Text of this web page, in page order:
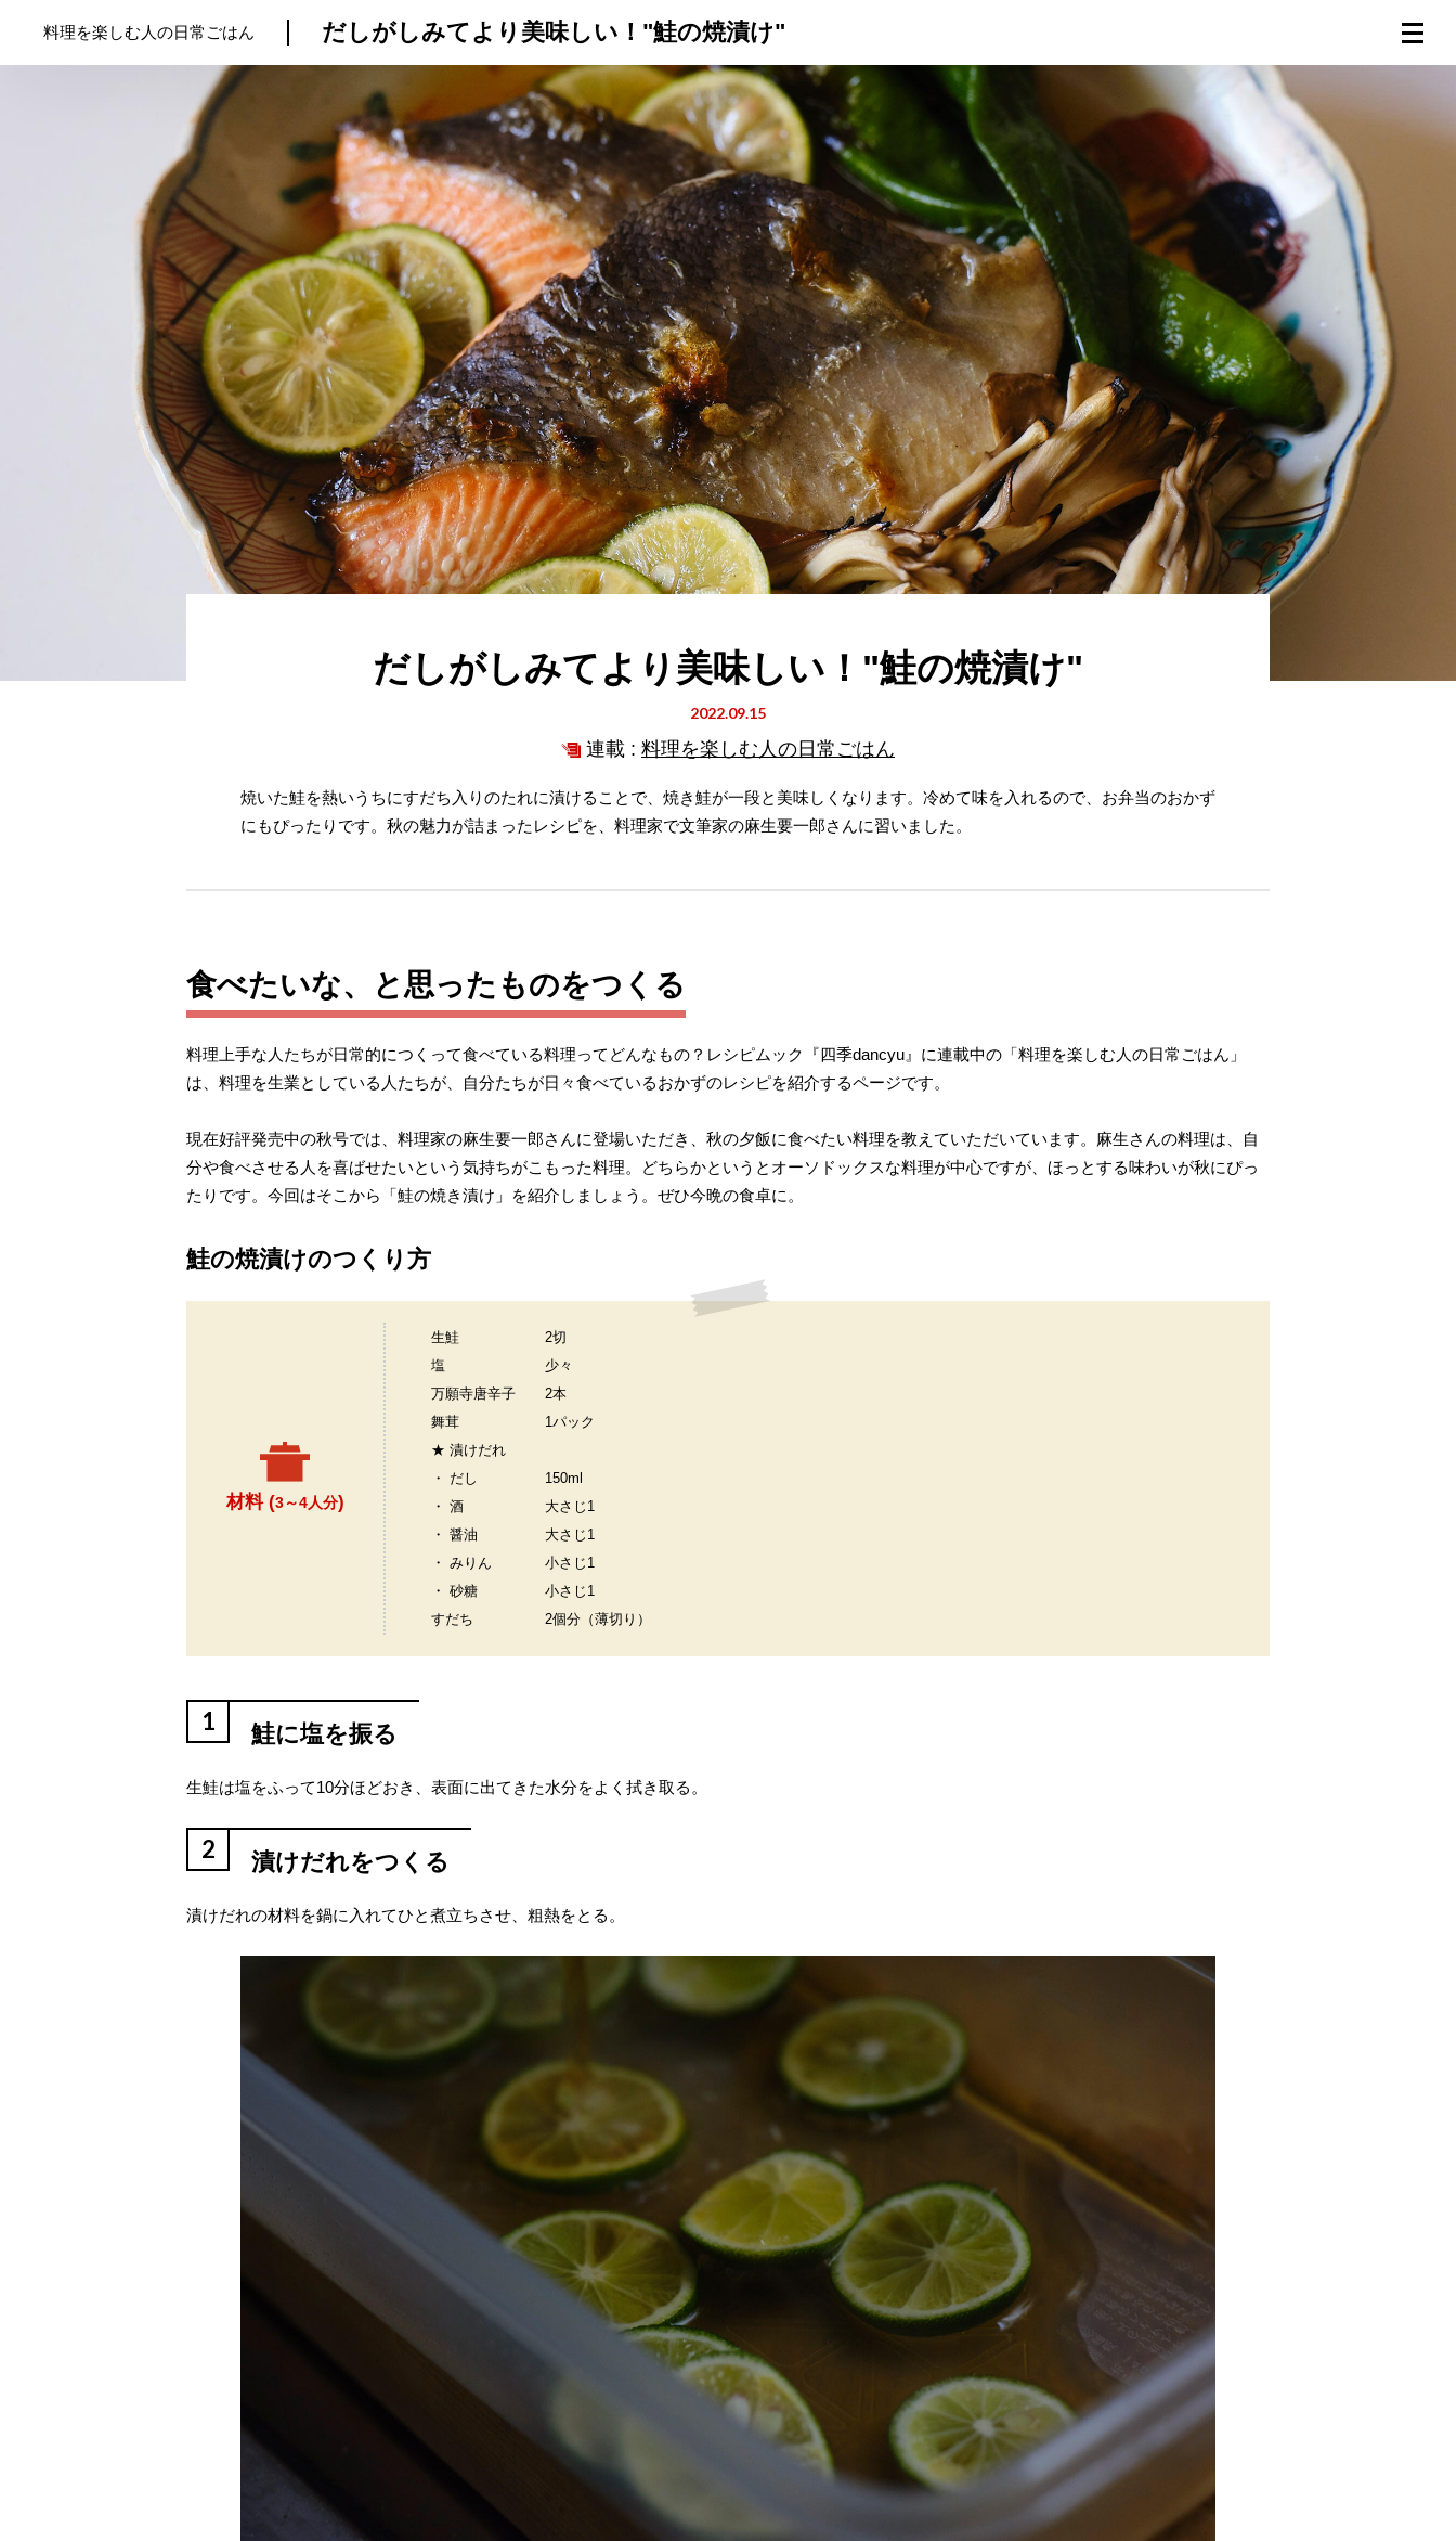
トップ プロが教えるレシピ 厳選！店探し
料理を楽しむ人の日常ごはん だしがしみてより美味しい！"鮭の焼漬け"
だしがしみてより美味しい！"鮭の焼漬け"
2022.09.15
連載 : 料理を楽しむ人の日常ごはん
焼いた鮭を熱いうちにすだち入りのたれに漬けることで、焼き鮭が一段と美味しくなります。冷めて味を入れるので、お弁当のおかず
にもぴったりです。秋の魅力が詰まったレシピを、料理家で文筆家の麻生要一郎さんに習いました。
食べたいな、と思ったものをつくる
料理上手な人たちが日常的につくって食べている料理ってどんなもの？レシピムック『四季dancyu』に連載中の「料理を楽しむ人の日常ごはん」
は、料理を生業としている人たちが、自分たちが日々食べているおかずのレシピを紹介するページです。
現在好評発売中の秋号では、料理家の麻生要一郎さんに登場いただき、秋の夕飯に食べたい料理を教えていただいています。麻生さんの料理は、自
分や食べさせる人を喜ばせたいという気持ちがこもった料理。どちらかというとオーソドックスな料理が中心ですが、ほっとする味わいが秋にぴっ
たりです。今回はそこから「鮭の焼き漬け」を紹介しましょう。ぜひ今晩の食卓に。
鮭の焼漬けのつくり方
材料 (3～4人分)
生鮭
2切
塩
少々
万願寺唐辛子
2本
舞茸
1パック
★ 漬けだれ
・ だし
150ml
・ 酒
大さじ1
・ 醤油
大さじ1
・ みりん
小さじ1
・ 砂糖
小さじ1
すだち
2個分（薄切り）
1 鮭に塩を振る
生鮭は塩をふって10分ほどおき、表面に出てきた水分をよく拭き取る。
2 漬けだれをつくる
漬けだれの材料を鍋に入れてひと煮立ちさせ、粗熱をとる。